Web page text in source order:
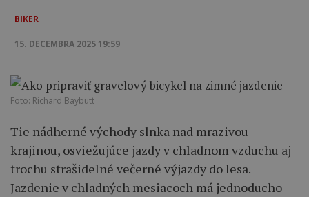
BIKER
15. DECEMBRA 2025 19:59
Foto: Richard Baybutt
Tie nádherné východy slnka nad mrazivou
krajinou, osviežujúce jazdy v chladnom vzduchu aj
trochu strašidelné večerné výjazdy do lesa.
Jazdenie v chladných mesiacoch má jednoducho